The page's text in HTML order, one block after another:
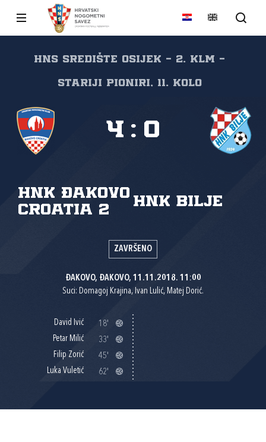
HNS Središte Osijek - 2. KLM -
Stariji pioniri, 11. kolo
HNK ĐAKOVO
CROATIA 2
HNK Bilje
4 : 0
ZAVRŠENO
ĐAKOVO, ĐAKOVO, 11.11.2018. 11:00
Suci: Domagoj Krajina, Ivan Lulić, Matej Dorić.
David Ivić
18'
Petar Milić
33'
Filip Zorić
45'
Luka Vuletić
62'